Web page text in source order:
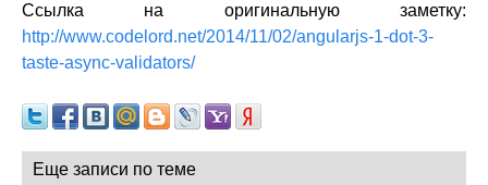
Ссылка на оригинальную заметку:
http://www.codelord.net/2014/11/02/angularjs-1-dot-3-
taste-async-validators/
Еще записи по теме